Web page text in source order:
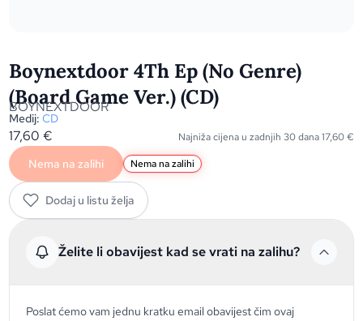
Boynextdoor 4Th Ep (No Genre)
(Board Game Ver.) (CD)
BOYNEXTDOOR
Medij: CD
17,60€ Najniža cijena u zadnjih 30 dana17,60€
Nema na zalihi Nema na zalihi
Dodaj u listu želja
Želite li obavijest kad se vrati na zalihu?
Poslat ćemo vam jednu kratku email obavijest čim ovaj